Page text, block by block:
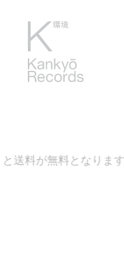
が無料となります。